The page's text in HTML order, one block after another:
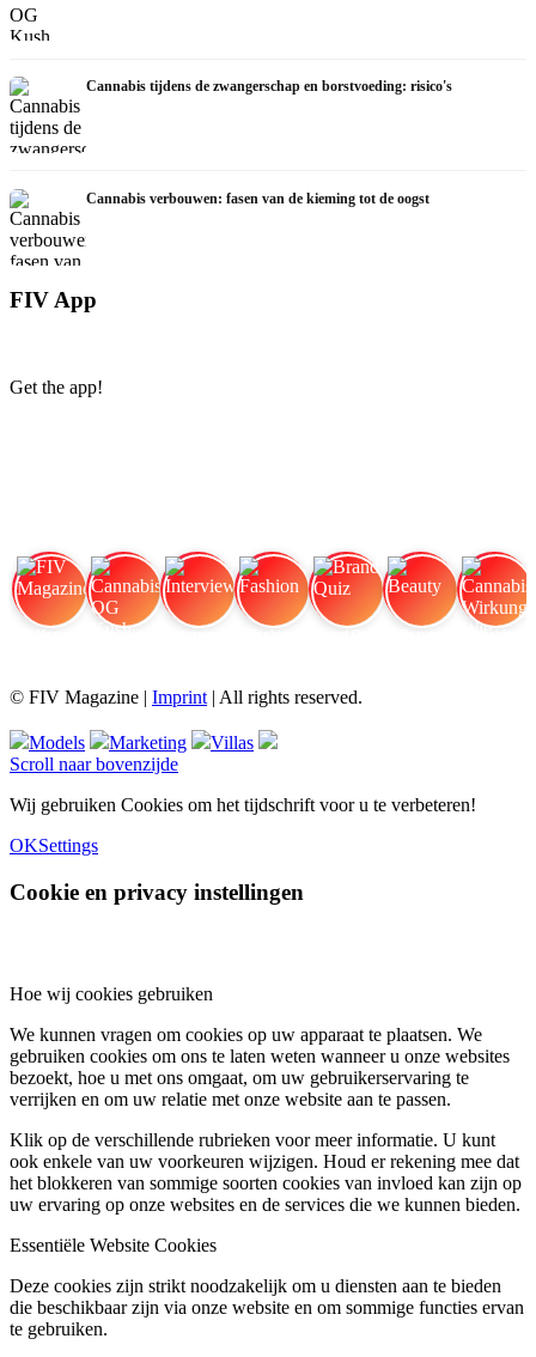
Cannabis tijdens de zwangerschap en borstvoeding: risico's
Cannabis verbouwen: fasen van de kieming tot de oogst
FIV App
Get the app!
© FIV Magazine | Imprint | All rights reserved.
Models Marketing
Villas
Scroll naar bovenzijde
Wij gebruiken Cookies om het tijdschrift voor u te verbeteren!
OKSettings
Cookie en privacy instellingen
Hoe wij cookies gebruiken
We kunnen vragen om cookies op uw apparaat te plaatsen. We
gebruiken cookies om ons te laten weten wanneer u onze websites
bezoekt, hoe u met ons omgaat, om uw gebruikerservaring te
verrijken en om uw relatie met onze website aan te passen.
Klik op de verschillende rubrieken voor meer informatie. U kunt
ook enkele van uw voorkeuren wijzigen. Houd er rekening mee dat
het blokkeren van sommige soorten cookies van invloed kan zijn op
uw ervaring op onze websites en de services die we kunnen bieden.
Essentiële Website Cookies
Deze cookies zijn strikt noodzakelijk om u diensten aan te bieden
die beschikbaar zijn via onze website en om sommige functies ervan
te gebruiken.